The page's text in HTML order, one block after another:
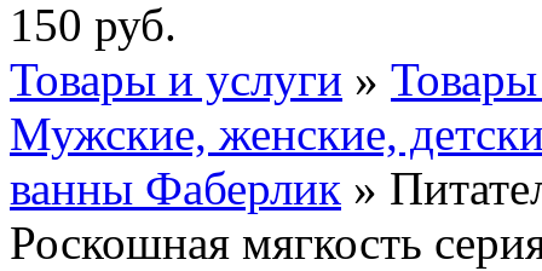
150 руб.
Товары и услуги »
Мужские, женские,
ванны Фаберлик »
Роскошная мягкость